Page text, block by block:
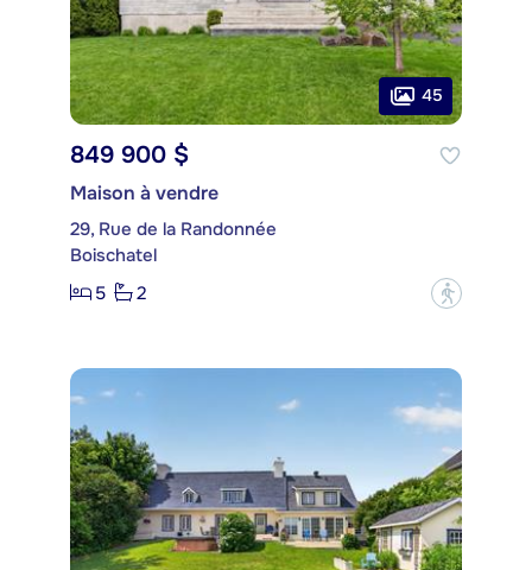
45
849 900 $
Maison à vendre
29, Rue de la Randonnée
Boischatel
5
2 ?